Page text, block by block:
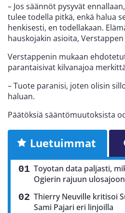
– Jos säännöt pysyvät
tulee todella pitkä, enkä halua
henkisesti, en todellakaan.
hauskojakin asioita,
Verstappenin mukaan
parantaisivat kilvanajoa
– Tuote paranisi, joten olisin
haluan.
Päätöksiä sääntömuutoksista
Luetuimmat
Toyotan data paljasti,
Ogierin rajuun ulosajoon
Thierry Neuville kritisoi
Sami Pajari eri linjoilla